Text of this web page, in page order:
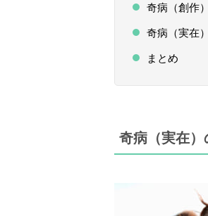
奇病（創作
奇病（実在
まとめ
奇病（実在